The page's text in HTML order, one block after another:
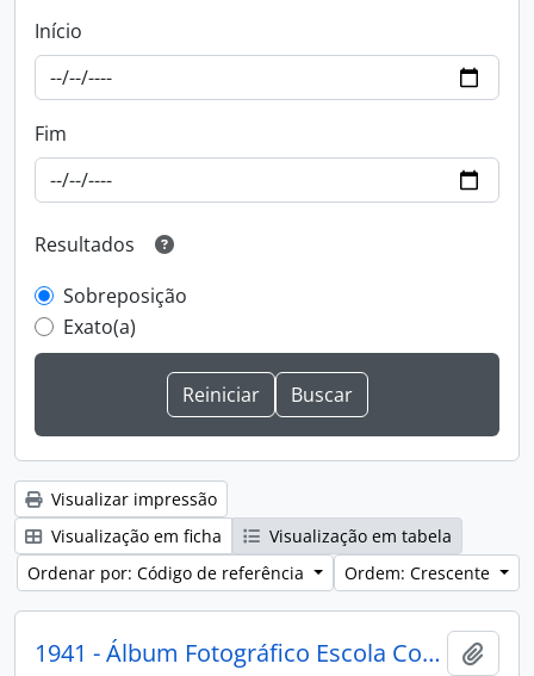
Início
Fim
Resultados
Sobreposição
Exato(a)
Visualizar impressão
Visualização em ficha
Visualização em tabela
Ordenar por: Código de referência
Ordem: Crescente
1941 - Álbum Fotográfico Escola Complementar de Caxias